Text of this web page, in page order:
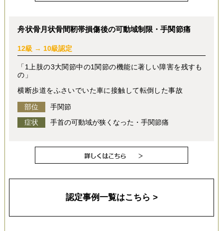
舟状骨月状骨間靭帯損傷後の可動域制限・手関節痛
12級 → 10級認定
「1上肢の3大関節中の1関節の機能に著しい障害を残すも
の」
横断歩道をふさいでいた車に接触して転倒した事故
部位
手関節
症状
手首の可動域が狭くなった・手関節痛
認定事例一覧はこちら >